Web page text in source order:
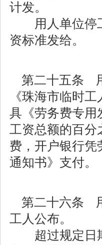
计发。
用人单位停工
资标准发给。
第二十五条
《珠海市临时
具《劳务费专用
工资总额的百分
费，开户银行凭
通知书》支付。
第二十六条
工人公布。
超过规定日期